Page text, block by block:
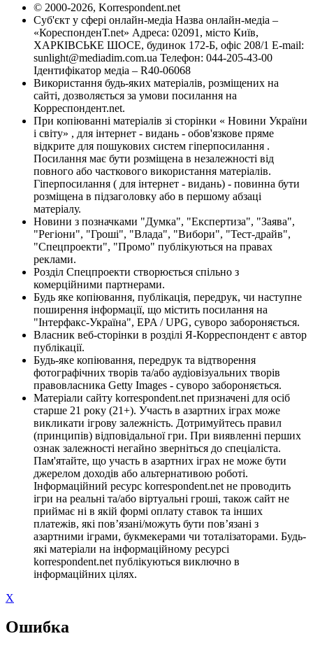
© 2000-2026, Korrespondent.net
Суб'єкт у сфері онлайн-медіа Назва онлайн-медіа –
«КореспонденТ.net» Адреса: 02091, місто Київ,
ХАРКІВСЬКЕ ШОСЕ, будинок 172-Б, офіс 208/1 E-mail:
sunlight@mediadim.com.ua Телефон: 044-205-43-00
Ідентифікатор медіа – R40-06068
Використання будь-яких матеріалів, розміщених на
сайті, дозволяється за умови посилання на
Корреспондент.net.
При копіюванні матеріалів зі сторінки « Новини України
і світу» , для інтернет - видань - обов'язкове пряме
відкрите для пошукових систем гіперпосилання .
Посилання має бути розміщена в незалежності від
повного або часткового використання матеріалів.
Гіперпосилання ( для інтернет - видань) - повинна бути
розміщена в підзаголовку або в першому абзаці
матеріалу.
Новини з позначками "Думка", "Експертиза", "Заява",
"Регіони", "Гроші", "Влада", "Вибори", "Тест-драйв",
"Спецпроекти", "Промо" публікуються на правах
реклами.
Розділ Спецпроекти створюється спільно з
комерційними партнерами.
Будь яке копіювання, публікація, передрук, чи наступне
поширення інформації, що містить посилання на
"Інтерфакс-Україна", EPA / UPG, суворо забороняється.
Власник веб-сторінки в розділі Я-Корреспондент є автор
публікації.
Будь-яке копіювання, передрук та відтворення
фотографічних творів та/або аудіовізуальних творів
правовласника Getty Images - суворо забороняється.
Матеріали сайту korrespondent.net призначені для осіб
старше 21 року (21+). Участь в азартних іграх може
викликати ігрову залежність. Дотримуйтесь правил
(принципів) відповідальної гри. При виявленні перших
ознак залежності негайно зверніться до спеціаліста.
Пам'ятайте, що участь в азартних іграх не може бути
джерелом доходів або альтернативою роботі.
Інформаційний ресурс korrespondent.net не проводить
ігри на реальні та/або віртуальні гроші, також сайт не
приймає ні в якій формі оплату ставок та інших
платежів, які пов’язані/можуть бути пов’язані з
азартними іграми, букмекерами чи тоталізаторами. Будь-
які матеріали на інформаційному ресурсі
korrespondent.net публікуються виключно в
інформаційних цілях.
X
Ошибка